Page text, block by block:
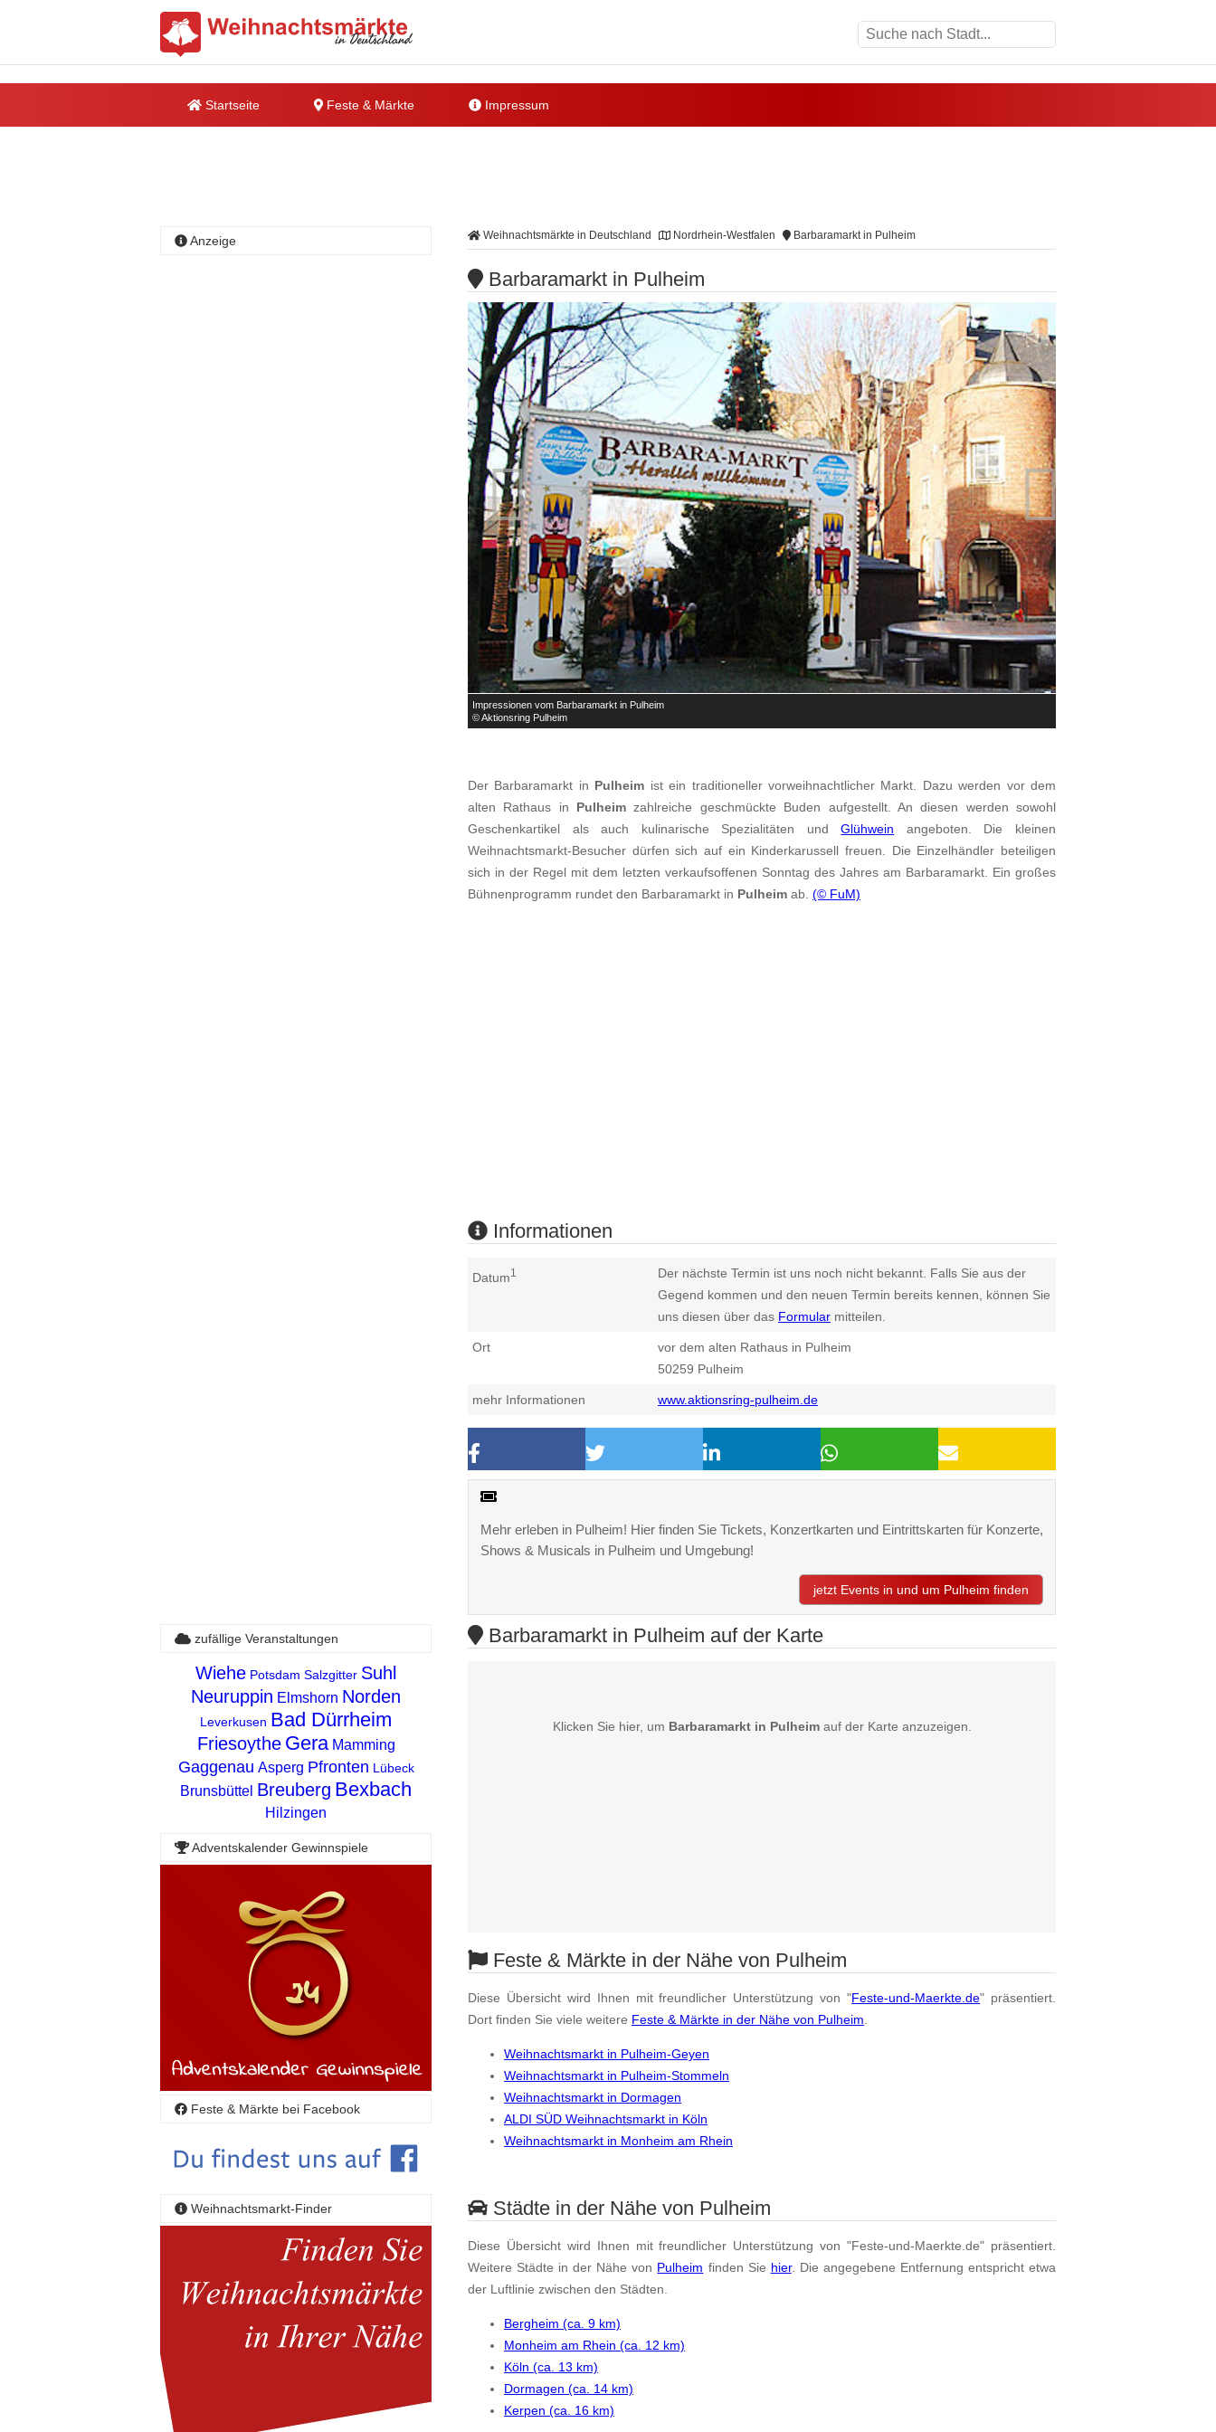
Startseite Feste & Märkte Impressum
Weihnachtsmärkte in Deutschland Nordrhein-Westfalen Barbaramarkt in Pulheim
Barbaramarkt in Pulheim
Impressionen vom Barbaramarkt in Pulheim
© Aktionsring Pulheim
 
Der Barbaramarkt in Pulheim ist ein traditioneller vorweihnachtlicher Markt. Dazu werden vor dem
alten Rathaus in Pulheim zahlreiche geschmückte Buden aufgestellt. An diesen werden sowohl
Geschenkartikel als auch kulinarische Spezialitäten undGlühwein angeboten. Die kleinen
Weihnachtsmarkt-Besucher dürfen sich auf ein Kinderkarussell freuen. Die Einzelhändler beteiligen
sich in der Regel mit dem letzten verkaufsoffenen Sonntag des Jahres am Barbaramarkt. Ein großes
Bühnenprogramm rundet den Barbaramarkt in Pulheim ab. (© FuM)
Informationen
Datum1
Der nächste Termin ist uns noch nicht bekannt. Falls Sie aus der
Gegend kommen und den neuen Termin bereits kennen, können Sie
uns diesen über das Formular mitteilen.
Ort
vor dem alten Rathaus in Pulheim
50259 Pulheim
mehr Informationen www.aktionsring-pulheim.de
Mehr erleben in Pulheim! Hier finden Sie Tickets, Konzertkarten und Eintrittskarten für Konzerte,
Shows & Musicals in Pulheim und Umgebung!
jetzt Events in und um Pulheim finden
Anzeige
Barbaramarkt in Pulheim auf der Karte
Klicken Sie hier, um Barbaramarkt in Pulheimauf der Karte anzuzeigen.
Feste & Märkte in der Nähe von Pulheim
Diese Übersicht wird Ihnen mit freundlicher Unterstützung von "Feste-und-Maerkte.de" präsentiert.
Dort finden Sie viele weitere Feste & Märkte in der Nähe von Pulheim
Weihnachtsmarkt in Pulheim-Geyen
Weihnachtsmarkt in Pulheim-Stommeln
Weihnachtsmarkt in Dormagen
ALDI SÜD Weihnachtsmarkt in Köln
Weihnachtsmarkt in Monheim am Rhein
Städte in der Nähe von Pulheim
Diese Übersicht wird Ihnen mit freundlicher Unterstützung von "Feste-und-Maerkte.de" präsentiert.
Weitere Städte in der Nähe von Pulheim finden Sie hier. Die angegebene Entfernung entspricht etwa
der Luftlinie zwischen den Städten.
Bergheim (ca. 9 km)
Monheim am Rhein (ca. 12 km)
Köln (ca. 13 km)
Dormagen (ca. 14 km)
Kerpen (ca. 16 km)
zufällige Veranstaltungen
Wiehe Potsdam Salzgitter Suhl
Neuruppin Elmshorn Norden
Leverkusen Bad Dürrheim
Friesoythe Gera Mamming
Gaggenau Asperg Pfronten Lübeck
Brunsbüttel Breuberg Bexbach
Hilzingen
Adventskalender Gewinnspiele
Feste & Märkte bei Facebook
Weihnachtsmarkt-Finder